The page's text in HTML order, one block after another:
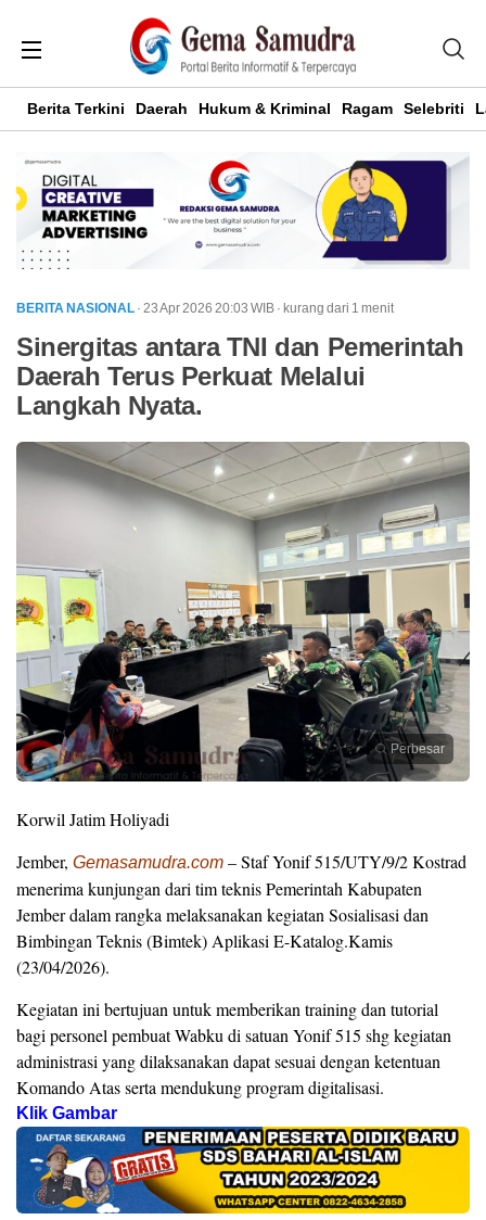
Berita Terkini Daerah Hukum & Kriminal Ragam Selebriti
BERITA NASIONAL · 23 Apr 2026 20:03 WIB · kurang dari 1 menit
Sinergitas antara TNI dan Pemerintah
Daerah Terus Perkuat Melalui
Langkah Nyata.
Perbesar
Korwil Jatim Holiyadi
Jember, Gemasamudra.com – Staf Yonif 515/UTY/9/2 Kostrad
menerima kunjungan dari tim teknis Pemerintah Kabupaten
Jember dalam rangka melaksanakan kegiatan Sosialisasi dan
Bimbingan Teknis (Bimtek) Aplikasi E-Katalog.Kamis
(23/04/2026).
Kegiatan ini bertujuan untuk memberikan training dan tutorial
bagi personel pembuat Wabku di satuan Yonif 515 shg kegiatan
administrasi yang dilaksanakan dapat sesuai dengan ketentuan
Komando Atas serta mendukung program digitalisasi.
Klik Gambar